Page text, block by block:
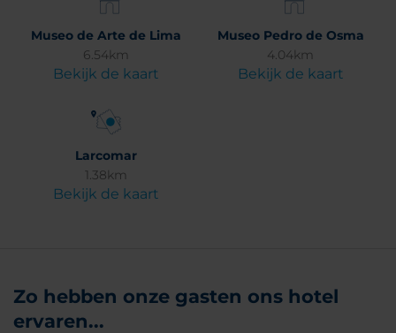
Museo de Arte de Lima
6.54km
Bekijk de kaart
Museo Pedro de Osma
4.04km
Bekijk de kaart
Larcomar
1.38km
Bekijk de kaart
Zo hebben onze gasten ons hotel
ervaren...